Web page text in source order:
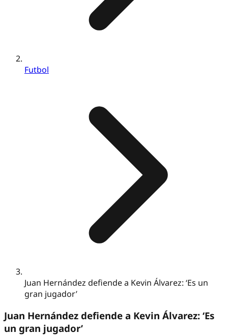
Futbol
Juan Hernández defiende a Kevin Álvarez: ‘Es un
gran jugador’
Juan Hernández defiende a Kevin Álvarez: ‘Es
un gran jugador’